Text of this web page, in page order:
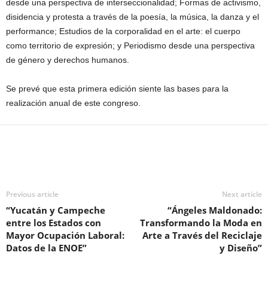
desde una perspectiva de interseccionalidad; Formas de activismo,
disidencia y protesta a través de la poesía, la música, la danza y el
performance; Estudios de la corporalidad en el arte: el cuerpo
como territorio de expresión; y Periodismo desde una perspectiva
de género y derechos humanos.
Se prevé que esta primera edición siente las bases para la
realización anual de este congreso.
Previous article
“Yucatán y Campeche
entre los Estados con
Mayor Ocupación Laboral:
Datos de la ENOE”
Next article
“Ángeles Maldonado:
Transformando la Moda en
Arte a Través del Reciclaje
y Diseño”